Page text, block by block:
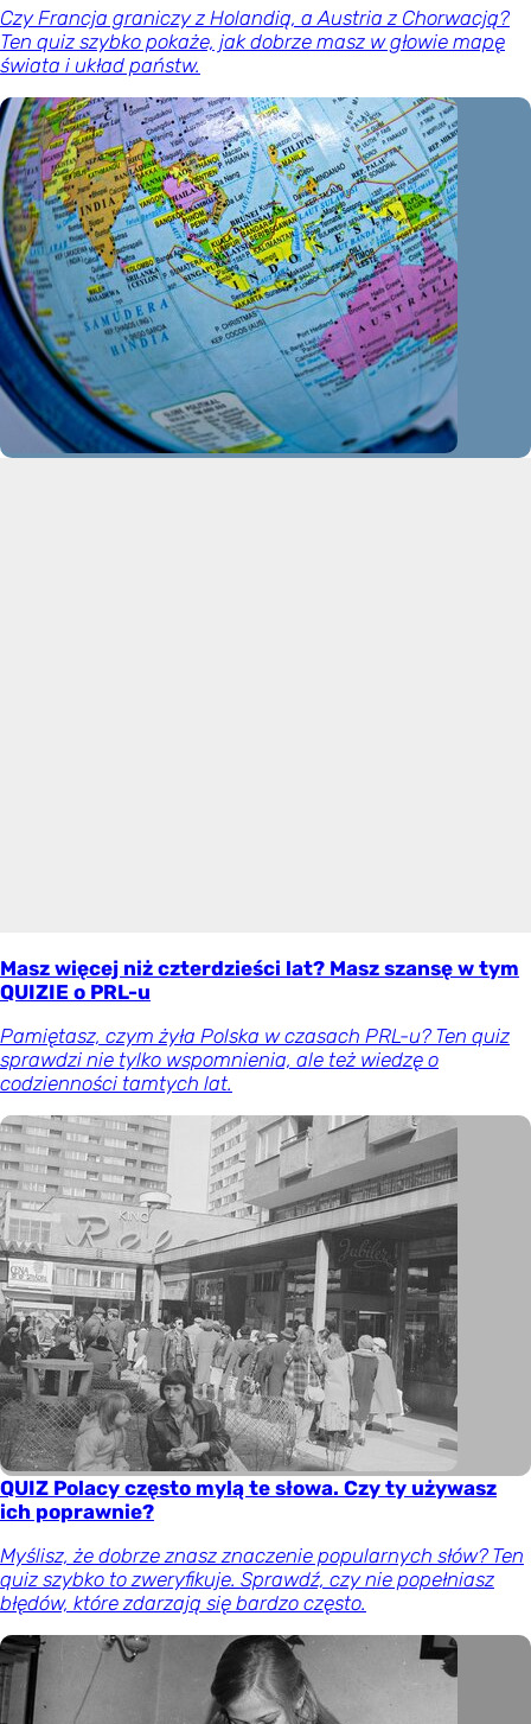
Czy Francja graniczy z Holandią, a Austria z Chorwacją?
Ten quiz szybko pokaże, jak dobrze masz w głowie mapę
świata i układ państw.
Masz więcej niż czterdzieści lat? Masz szansę w tym
QUIZIE o PRL-u
Pamiętasz, czym żyła Polska w czasach PRL-u? Ten quiz
sprawdzi nie tylko wspomnienia, ale też wiedzę o
codzienności tamtych lat.
QUIZ Polacy często mylą te słowa. Czy ty używasz
ich poprawnie?
Myślisz, że dobrze znasz znaczenie popularnych słów? Ten
quiz szybko to zweryfikuje. Sprawdź, czy nie popełniasz
błędów, które zdarzają się bardzo często.